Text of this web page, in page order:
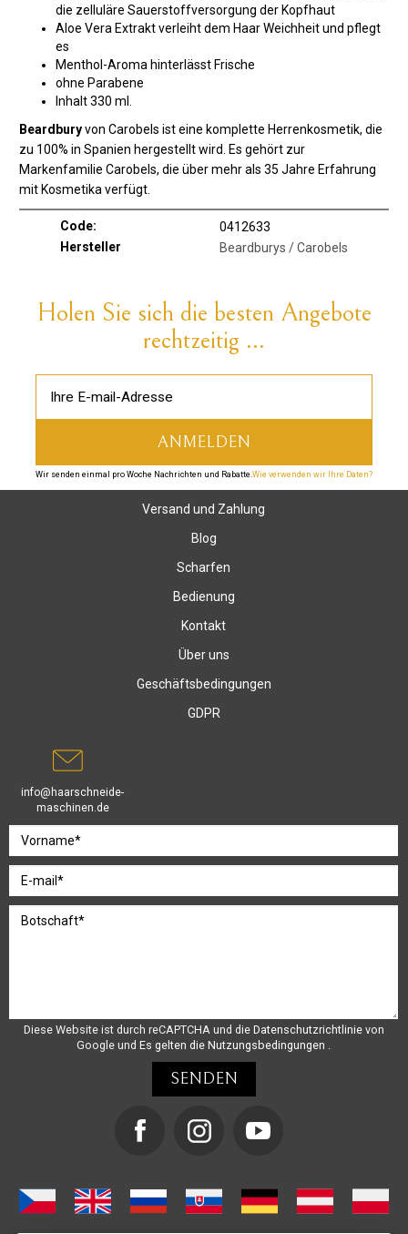
die zelluläre Sauerstoffversorgung der Kopfhaut
Aloe Vera Extrakt verleiht dem Haar Weichheit und pflegt
es
Menthol-Aroma hinterlässt Frische
ohne Parabene
Inhalt 330 ml.
Beardburyvon Carobels ist eine komplette Herrenkosmetik, die
zu 100% in Spanien hergestellt wird. Es gehört zur
Markenfamilie Carobels, die über mehr als 35 Jahre Erfahrung
mit Kosmetika verfügt.
Code:
0412633
Hersteller
Beardburys / Carobels
Holen Sie sich die besten Angebote
rechtzeitig ...
Wir senden einmal pro Woche Nachrichten und Rabatte.Wie verwenden wir Ihre Daten?
Versand und Zahlung
Blog
Scharfen
Bedienung
Kontakt
Über uns
Geschäftsbedingungen
GDPR
info@haarschneide-
maschinen.de
Diese Website ist durch reCAPTCHA und die Datenschutzrichtlinie von
Google und Es gelten die Nutzungsbedingungen .